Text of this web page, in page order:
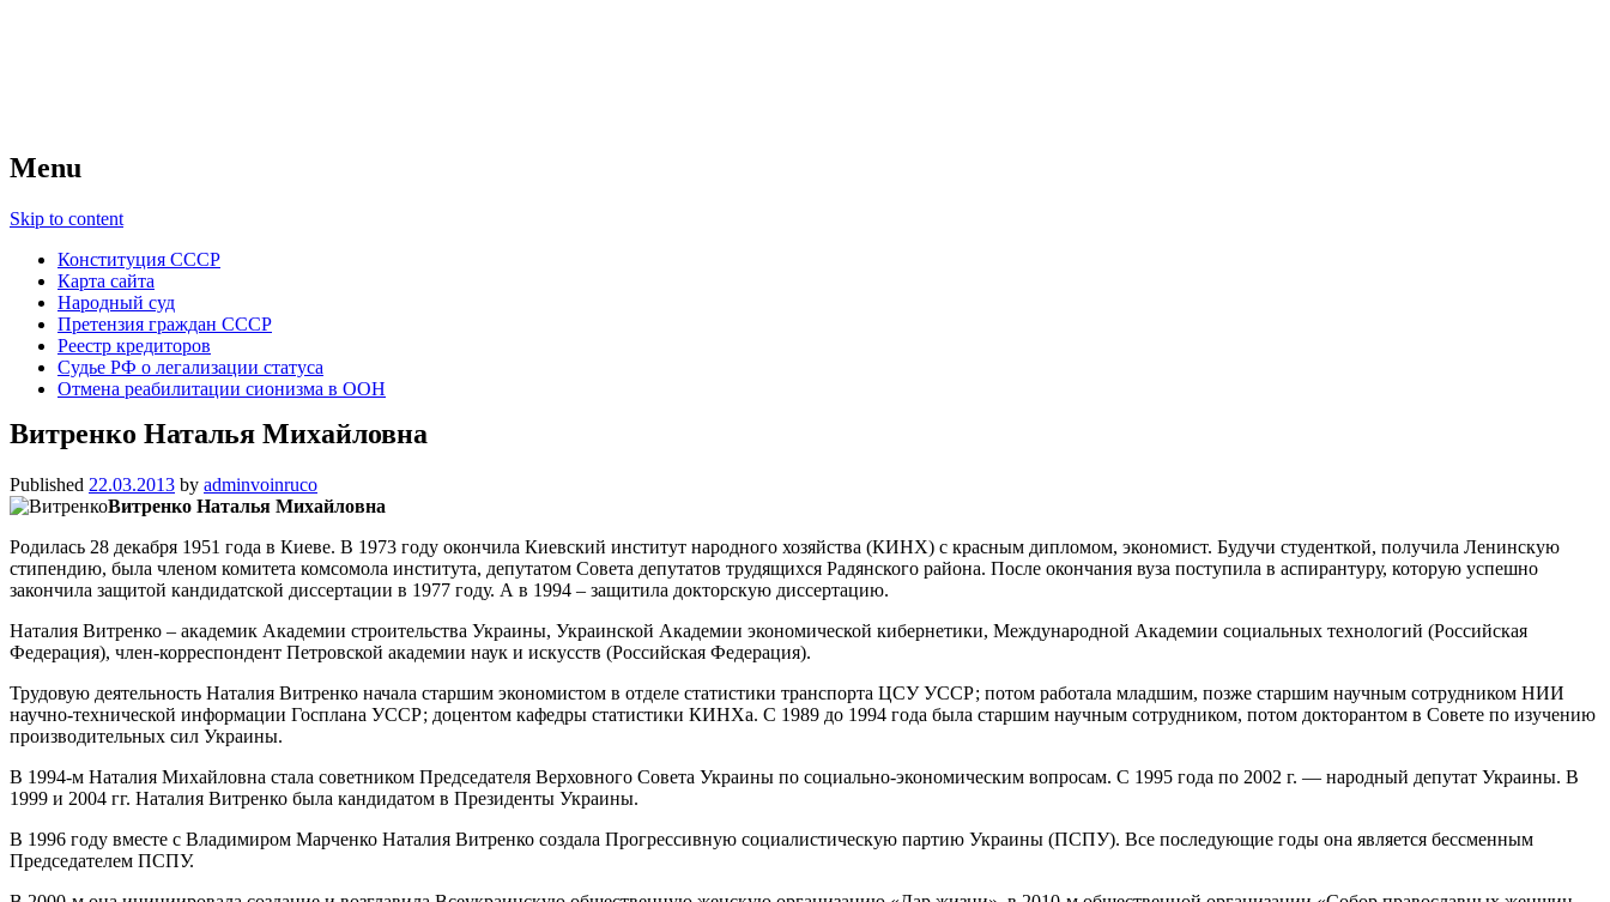
Menu
Skip to content
Конституция СССР
Карта сайта
Народный суд
Претензия граждан СССР
Реестр кредиторов
Судье РФ о легализации статуса
Отмена реабилитации сионизма в ООН
Витренко Наталья Михайловна
Published 22.03.2013 by adminvoinruco
Витренко Наталья Михайловна
Родилась 28 декабря 1951 года в Киеве. В 1973 году окончила Киевский институт народного хозяйства (КИНХ) с красным дипломом, экономист. Будучи студенткой, получила Ленинскую
стипендию, была членом комитета комсомола института, депутатом Совета депутатов трудящихся Радянского района. После окончания вуза поступила в аспирантуру, которую успешно
закончила защитой кандидатской диссертации в 1977 году. А в 1994 – защитила докторскую диссертацию.
Наталия Витренко – академик Академии строительства Украины, Украинской Академии экономической кибернетики, Международной Академии социальных технологий (Российская
Федерация), член-корреспондент Петровской академии наук и искусств (Российская Федерация).
Трудовую деятельность Наталия Витренко начала старшим экономистом в отделе статистики транспорта ЦСУ УССР; потом работала младшим, позже старшим научным сотрудником НИИ
научно-технической информации Госплана УССР; доцентом кафедры статистики КИНХа. С 1989 до 1994 года была старшим научным сотрудником, потом докторантом в Совете по изучению
производительных сил Украины.
В 1994-м Наталия Михайловна стала советником Председателя Верховного Совета Украины по социально-экономическим вопросам. С 1995 года по 2002 г. — народный депутат Украины. В
1999 и 2004 гг. Наталия Витренко была кандидатом в Президенты Украины.
В 1996 году вместе с Владимиром Марченко Наталия Витренко создала Прогрессивную социалистическую партию Украины (ПСПУ). Все последующие годы она является бессменным
Председателем ПСПУ.